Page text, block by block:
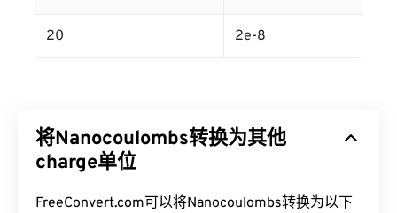
20 2e-8
将Nanocoulombs转换为其他
charge单位
FreeConvert.com可以将Nanocoulombs转换为以下